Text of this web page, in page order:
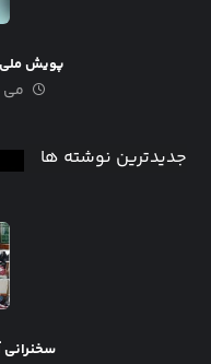
پویش
می ۶, ۲۰۲۴
جدیدترین نوشته ها